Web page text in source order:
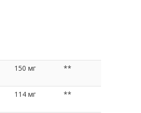
150 мг **
114 мг **